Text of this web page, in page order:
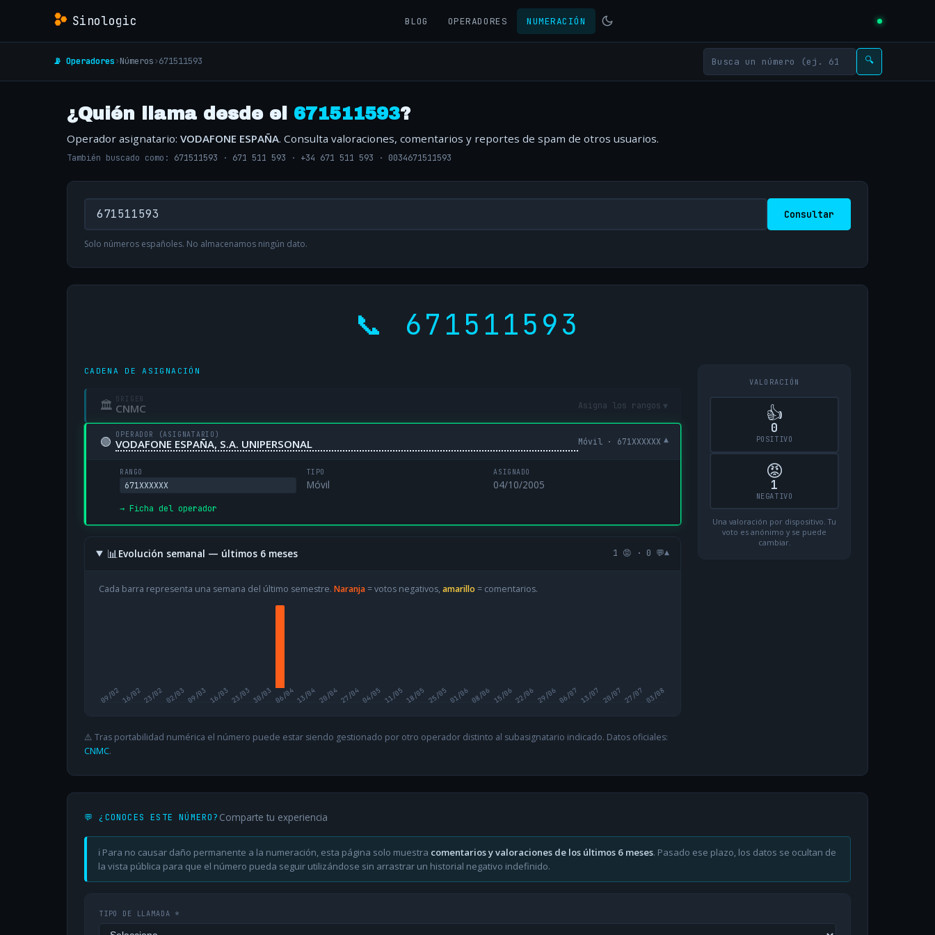
Sinologic BLOG OPERADORES NUMERACIÓN
📡 Operadores›Números›671511593 🔍
¿Quién llama desde el 671511593?
Operador asignatario: VODAFONE ESPAÑA. Consulta valoraciones, comentarios y reportes de spam de otros usuarios.
También buscado como: 671511593 · 671 511 593 · +34 671 511 593 · 0034671511593
Consultar
Solo números españoles. No almacenamos ningún dato.
📞 671511593
CADENA DE ASIGNACIÓN
🏛 ORIGEN
CNMC Asigna los rangos ▾
🟢 OPERADOR (ASIGNATARIO)
VODAFONE ESPAÑA, S.A. UNIPERSONAL Móvil · 671XXXXXX ▾
RANGO
671XXXXXX
TIPO
Móvil
ASIGNADO
04/10/2005
→ Ficha del operador
📊Evolución semanal — últimos 6 meses 1 😡 · 0 💬▾
Cada barra representa una semana del último semestre. Naranja= votos negativos, amarillo = comentarios.
09/0216/0223/02 02/03 09/03 16/03 23/03 30/03 06/0413/04 20/0427/0404/05 11/0518/05 25/0501/0608/06 15/0622/06 29/0606/07 13/07 20/07 27/07 03/08
⚠️ Tras portabilidad numérica el número puede estar siendo gestionado por otro operador distinto al subasignatario indicado. Datos oficiales:
CNMC.
VALORACIÓN
👍
0
POSITIVO
😡
1
NEGATIVO
Una valoración por dispositivo. Tu
voto es anónimo y se puede
cambiar.
💬 ¿CONOCES ESTE NÚMERO? Comparte tu experiencia
ℹ️ Para no causar daño permanente a la numeración, esta página solo muestra comentarios y valoraciones de los últimos 6 meses. Pasado ese plazo, los datos se ocultan de
la vista pública para que el número pueda seguir utilizándose sin arrastrar un historial negativo indefinido.
TIPO DE LLAMADA *